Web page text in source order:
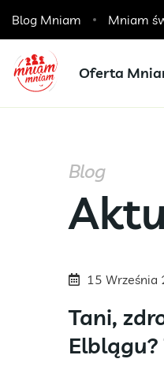
Blog Mniam Mniam
Catering dla
Oferta
Blog
15 Września
Tani,